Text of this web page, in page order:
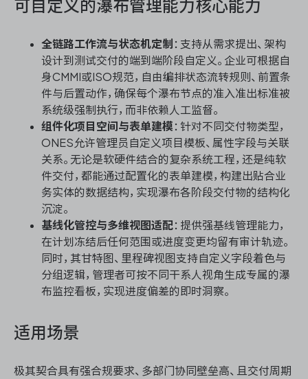
可自定义的瀑布管理能力核心能力
全链路工作流与状态机定制 ：支持从需求提出、架构
设计到测试交付的端到端阶段自定义。企业可根据自
身CMMI或ISO规范，自由编排状态流转规则、前置条
件与后置动作，确保每个瀑布节点的准入准出标准被
系统级强制执行，而非依赖人工监督。
组件化项目空间与表单建模 ：针对不同交付物类型，
ONES允许管理员自定义项目模板、属性字段与关联
关系。无论是软硬件结合的复杂系统工程，还是纯软
件交付，都能通过配置化的表单建模，构建出贴合业
务实体的数据结构，实现瀑布各阶段交付物的结构化
沉淀。
基线化管控与多维视图适配 ：提供强基线管理能力，
在计划冻结后任何范围或进度变更均留有审计轨迹。
同时，其甘特图、里程碑视图支持自定义字段着色与
分组逻辑，管理者可按不同干系人视角生成专属的瀑
布监控看板，实现进度偏差的即时洞察。
适用场景
极其契合具有强合规要求、多部门协同壁垒高、且交付周期